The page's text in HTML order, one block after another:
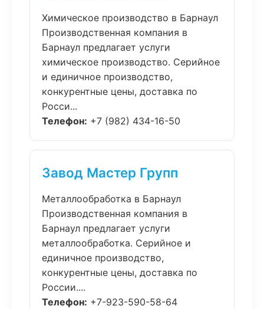
Химическое производство в Барнаул
Производственная компания в
Барнаул предлагает услуги
химическое производство. Серийное
и единичное производство,
конкурентные цены, доставка по
Росси...
Телефон: +7 (982) 434-16-50
Завод Мастер Групп
Металлообработка в Барнаул
Производственная компания в
Барнаул предлагает услуги
металлообработка. Серийное и
единичное производство,
конкурентные цены, доставка по
России....
Телефон: +7-923-590-58-64